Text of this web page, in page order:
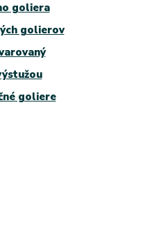
goliera
golierov
goliere